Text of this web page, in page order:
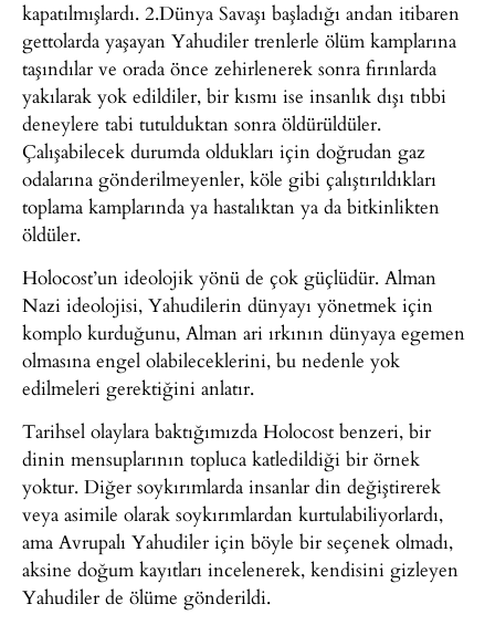
kapatılmışlardı. 2.Dünya Savaşı başladığı andan itibaren
gettolarda yaşayan Yahudiler trenlerle ölüm kamplarına
taşındılar ve orada önce zehirlenerek sonra fırınlarda
yakılarak yok edildiler, bir kısmı ise insanlık dışı tıbbi
deneylere tabi tutulduktan sonra öldürüldüler.
Çalışabilecek durumda oldukları için doğrudan gaz
odalarına gönderilmeyenler, köle gibi çalıştırıldıkları
toplama kamplarında ya hastalıktan ya da bitkinlikten
öldüler.
Holocost’un ideolojik yönü de çok güçlüdür. Alman
Nazi ideolojisi, Yahudilerin dünyayı yönetmek için
komplo kurduğunu, Alman ari ırkının dünyaya egemen
olmasına engel olabileceklerini, bu nedenle yok
edilmeleri gerektiğini anlatır.
Tarihsel olaylara baktığımızda Holocost benzeri, bir
dinin mensuplarının topluca katledildiği bir örnek
yoktur. Diğer soykırımlarda insanlar din değiştirerek
veya asimile olarak soykırımlardan kurtulabiliyorlardı,
ama Avrupalı Yahudiler için böyle bir seçenek olmadı,
aksine doğum kayıtları incelenerek, kendisini gizleyen
Yahudiler de ölüme gönderildi.